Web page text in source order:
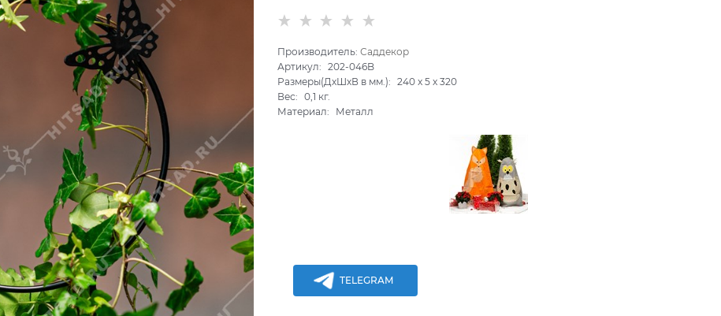
Производитель:Саддекор
Артикул:
202-046B
Размеры(ДхШхВ в мм.):
240 x5 x320
Вес:
0,1 кг.
Материал:
Металл
TELEGRAM